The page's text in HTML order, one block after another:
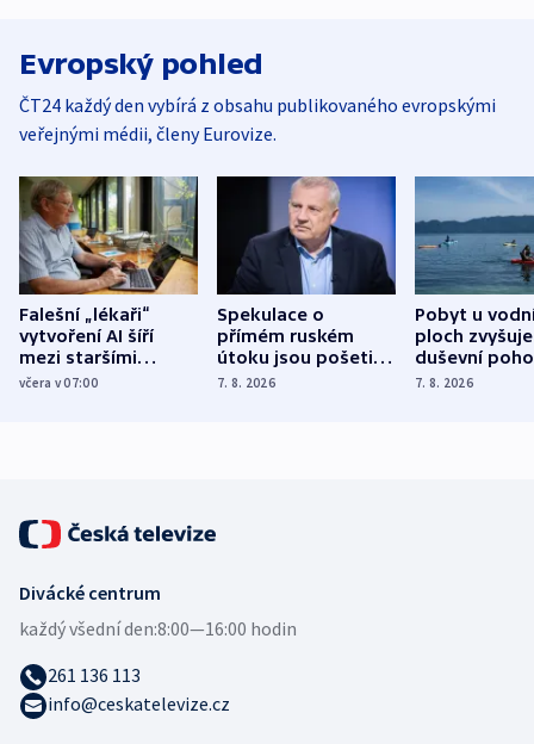
Evropský pohled
ČT24 každý den vybírá z obsahu publikovaného evropskými
veřejnými médii, členy Eurovize.
Falešní „lékaři“
vytvoření AI šíří
mezi staršími
Poláky nebezpečné
včera v 07:00
Spekulace o
přímém ruském
útoku jsou pošetilé,
míní estonský
7. 8. 2026
Pobyt u
ploch zvyšuje
duševní
ukázala
7. 8. 2026
Divácké centrum
každý všední den:8:00—16:00 hodin
261 136 113
info@ceskatelevize.cz